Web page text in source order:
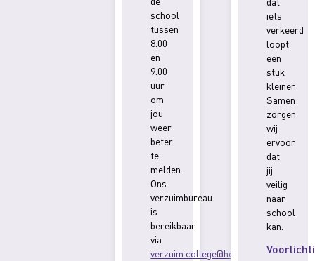
school
tussen
8.00
en
9.00
uur
om
jou
weer
beter
te
melden.
Ons
verzuimbureau
is
bereikbaar
via
verzuim.college@hetstreek.nl.
iets
verkeerd
loopt
een
stuk
kleiner.
Samen
zorgen
wij
ervoor
dat
jij
veilig
naar
school
kan.